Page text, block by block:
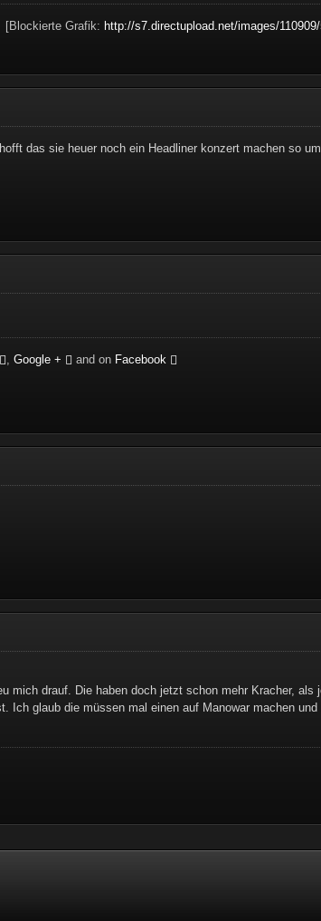
[Blockierte Grafik: http://s7.directupload.net/images/
das sie heuer noch ein Headliner konzert machen so
,Google + and on Facebook
mich drauf. Die haben doch jetzt schon mehr Kracher,
Ich glaub die müssen mal einen auf Manowar machen